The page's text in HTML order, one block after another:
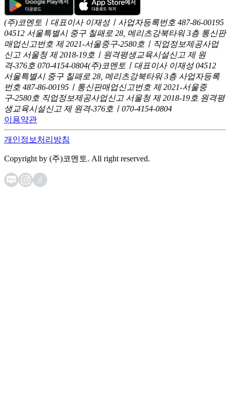
(주)코멘토ㅣ대표이사 이재성ㅣ사업자등록번호 487-86-00195
04512 서울특별시 중구 칠패로 28, 메리츠강북타워 3층 통신판
매업신고번호 제 2021-서울중구-2580호ㅣ직업정보제공사업
신고 서울청 제 2018-19호ㅣ원격평생교육시설신고 제 원
격-376호 070-4154-0804(주)코멘토ㅣ대표이사 이재성 04512
서울특별시 중구 칠패로 28, 메리츠강북타워 3층 사업자등록
번호 487-86-00195ㅣ통신판매업신고번호 제 2021-서울중
구-2580호 직업정보제공사업신고 서울청 제 2018-19호 원격평
생교육시설신고 제 원격-376호ㅣ070-4154-0804
이용약관
개인정보처리방침
Copyright by (주)코멘토. All right reserved.